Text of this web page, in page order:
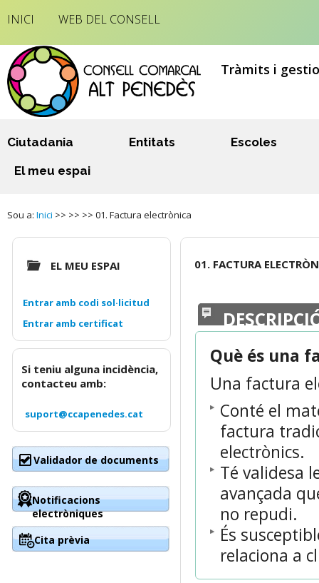
INICI WEB DEL CONSELL
Tràmits i
Ciutadania Entitats
Escoles
El meu espai
Sou a: Inici >> >> >> 01. Factura electrònica
01. FACTURA
Què és una
Una factura
Conté el
factura
electrònics.
Té validesa
avançada
no repudi.
És
relaciona a
EL MEU ESPAI
Entrar amb codi sol·licitud
Si teniu alguna incidència,
contacteu amb:
suport@ccapenedes.cat
Validador de documents
Notificacions
electròniques
Cita prèvia